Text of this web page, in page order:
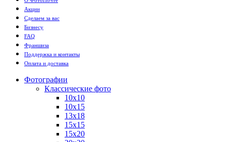
Акции
Сделаем за вас
Бизнесу
FAQ
Франшиза
Поддержка и контакты
Оплата и доставка
Фотографии
Классические фото
10х10
10х15
13х18
15х15
15х20